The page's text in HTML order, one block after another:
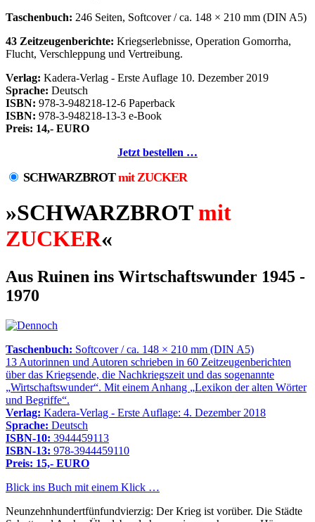
Taschenbuch: 246 Seiten, Softcover / ca. 148 × 210 mm (DIN A5)
43 Zeitzeugenberichte: Kriegserlebnisse, Operation Gomorrha,
Flucht, Verschleppung und Vertreibung.
Verlag: Kadera-Verlag - Erste Auflage 10. Dezember 2019
Sprache: Deutsch
ISBN: 978-3-948218-12-6 Paperback
ISBN: 978-3-948218-13-3 e-Book
Preis: 14,- EURO
Jetzt bestellen …
SCHWARZBROTmit ZUCKER
»SCHWARZBROTmit
ZUCKER«
Aus Ruinen ins Wirtschaftswunder 1945 -
1970
Taschenbuch: Softcover / ca. 148 × 210 mm (DIN A5)
13 Autorinnen und Autoren schrieben in 60 Zeitzeugenberichten
über das Kriegsende, die Nachkriegszeit und das sogenannte
Wirtschaftswunder . Mit einem Anhang
Lexikon der alten Wörter
und Begriffe .
Verlag: Kadera-Verlag - Erste Auflage: 4. Dezember 2018
Sprache: Deutsch
ISBN-10: 3944459113
ISBN-13: 978-3944459110
Preis: 15,- EURO
Blick ins Buch mit einem Klick …
Neunzehnhundertfünfundvierzig: Der Krieg ist vorüber. Die Städte